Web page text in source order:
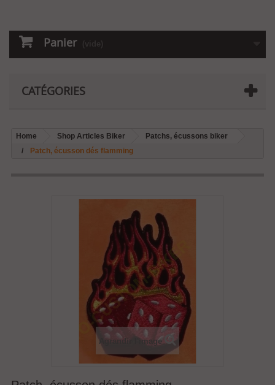
Panier (vide)
CATÉGORIES
Home Shop Articles Biker
Patchs, écussons biker
Patch, écusson dés flamming
Agrandir l'image